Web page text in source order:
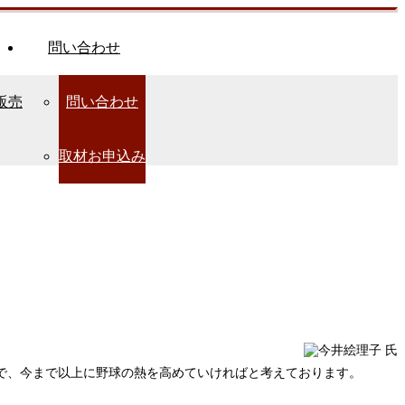
売
問い合わせ
問い合わせ
取材お申込み
今まで以上に野球の熱を高めていければと考えております。